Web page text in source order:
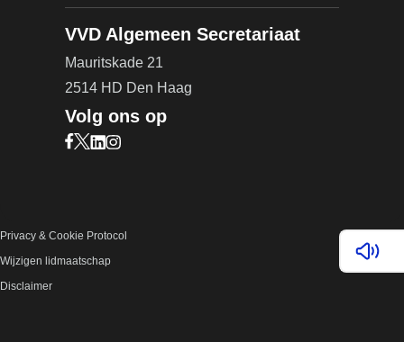
Lees
VVD Algemeen Secretariaat
Mauritskade 21
2514 HD Den Haag
Volg ons op
Bezoek onze Facebook pagina (opent in nieuw
Bezoek onze X pagina (opent in nieuw tabblad)
Bezoek onze LinkedIn pagina (opent in nieuw
Bezoek onze Instagram pagina (opent in
Privacy & Cookie Protocol
Wijzigen lidmaatschap
Disclaimer